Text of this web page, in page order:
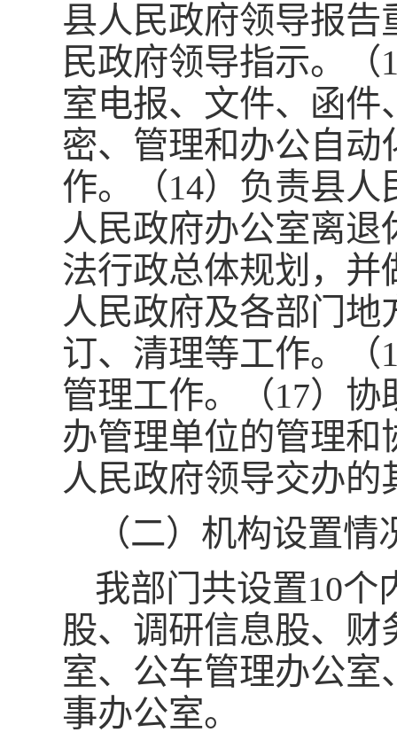
县人民政府领导报
民政府领导指示。
室电报、文件、函
密、管理和办公自动
作。（14）负责县
人民政府办公室离退
法行政总体规划，
人民政府及各部门
订、清理等工作。（
管理工作。（17）
办管理单位的管理和
人民政府领导交办的
（二）机构设置情
我部门共设置10个
股、调研信息股、
室、公车管理办公
事办公室。